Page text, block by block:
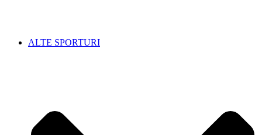
ALTE SPORTURI